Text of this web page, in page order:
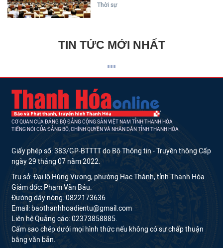
Thời sự
TIN TỨC MỚI NHẤT
CƠ QUAN CỦA ĐẢNG BỘ ĐẢNG CỘNG SẢN VIỆT NAM TỈNH THANH HÓA
TIẾNG NÓI CỦA ĐẢNG BỘ, CHÍNH QUYỀN VÀ NHÂN DÂN TỈNH THANH HÓA
Giấy phép số: 383/GP-BTTTT do Bộ Thông tin - Truyền thông Cấp
ngày 29 tháng 07 năm 2022.
Trụ sở: Đại lộ Hùng Vương, phường Hạc Thành, tỉnh Thanh Hóa
Giám đốc: Phạm Văn Báu.
Đường dây nóng: 0822173636
Email: baothanhhoadientu@gmail.com
Liên hệ Quảng cáo: 02373858885.
Cấm sao chép dưới mọi hình thức nếu không có sự chấp thuận
bằng văn bản.